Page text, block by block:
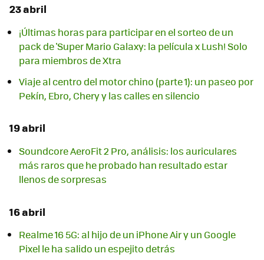
23 abril
¡Últimas horas para participar en el sorteo de un
pack de 'Super Mario Galaxy: la película x Lush! Solo
para miembros de Xtra
Viaje al centro del motor chino (parte 1): un paseo por
Pekín, Ebro, Chery y las calles en silencio
19 abril
Soundcore AeroFit 2 Pro, análisis: los auriculares
más raros que he probado han resultado estar
llenos de sorpresas
16 abril
Realme 16 5G: al hijo de un iPhone Air y un Google
Pixel le ha salido un espejito detrás